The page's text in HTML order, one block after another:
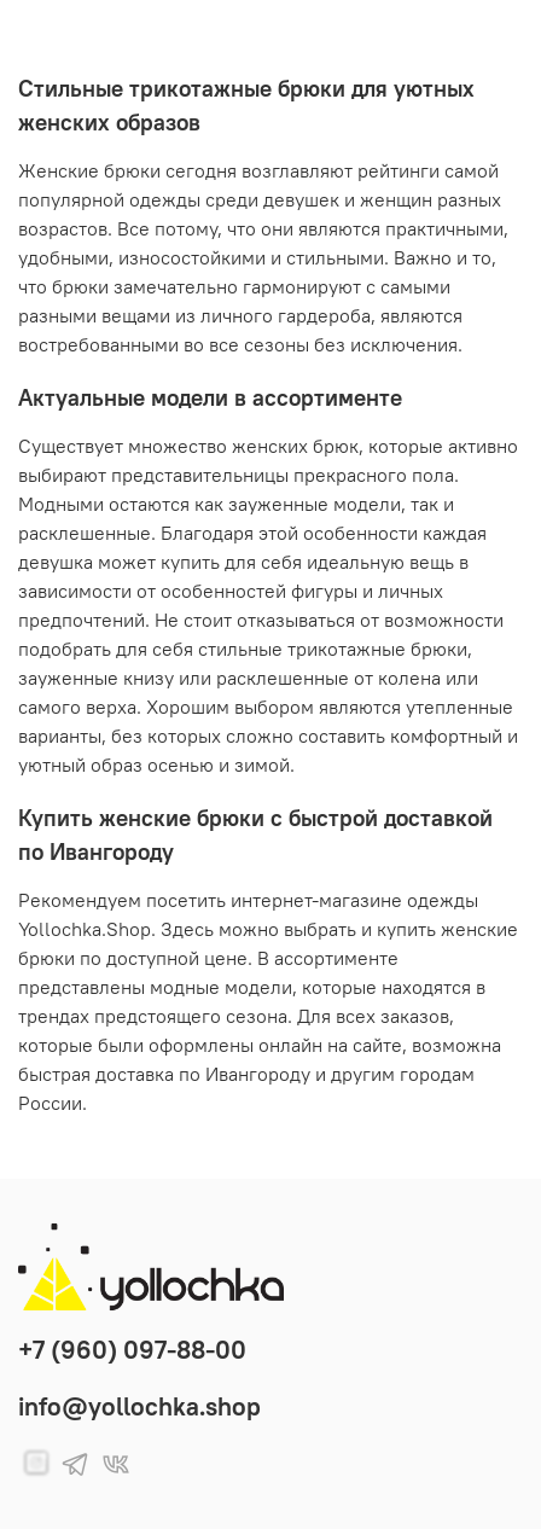
Стильные трикотажные брюки для уютных
женских образов
Женские брюки сегодня возглавляют рейтинги самой
популярной одежды среди девушек и женщин разных
возрастов. Все потому, что они являются практичными,
удобными, износостойкими и стильными. Важно и то,
что брюки замечательно гармонируют с самыми
разными вещами из личного гардероба, являются
востребованными во все сезоны без исключения.
Актуальные модели в ассортименте
Существует множество женских брюк, которые активно
выбирают представительницы прекрасного пола.
Модными остаются как зауженные модели, так и
расклешенные. Благодаря этой особенности каждая
девушка может купить для себя идеальную вещь в
зависимости от особенностей фигуры и личных
предпочтений. Не стоит отказываться от возможности
подобрать для себя стильные трикотажные брюки,
зауженные книзу или расклешенные от колена или
самого верха. Хорошим выбором являются утепленные
варианты, без которых сложно составить комфортный и
уютный образ осенью и зимой.
Купить женские брюки с быстрой доставкой
по Ивангороду
Рекомендуем посетить интернет-магазине одежды
Yollochka.Shop. Здесь можно выбрать и купить женские
брюки по доступной цене. В ассортименте
представлены модные модели, которые находятся в
трендах предстоящего сезона. Для всех заказов,
которые были оформлены онлайн на сайте, возможна
быстрая доставка по Ивангороду и другим городам
России.
+7 (960) 097-88-00
info@yollochka.shop